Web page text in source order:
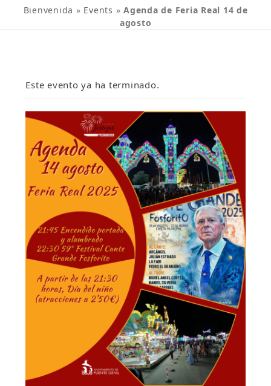
Bienvenida » Events » Agenda de Feria Real 14 de
agosto
Este evento ya ha terminado.